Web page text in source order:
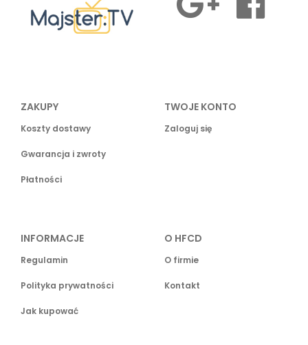
ZAKUPY
Koszty dostawy
Gwarancja i zwroty
Płatności
TWOJE KONTO
Zaloguj się
INFORMACJE
Regulamin
Polityka prywatności
Jak kupować
O HFCD
O firmie
Kontakt